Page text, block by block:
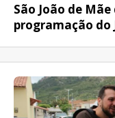
São João de
programação do